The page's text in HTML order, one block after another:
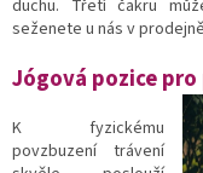
duchu. Třetí čakru
seženete u nás v
Jógová pozice
K fyzickému
povzbuzení trávení